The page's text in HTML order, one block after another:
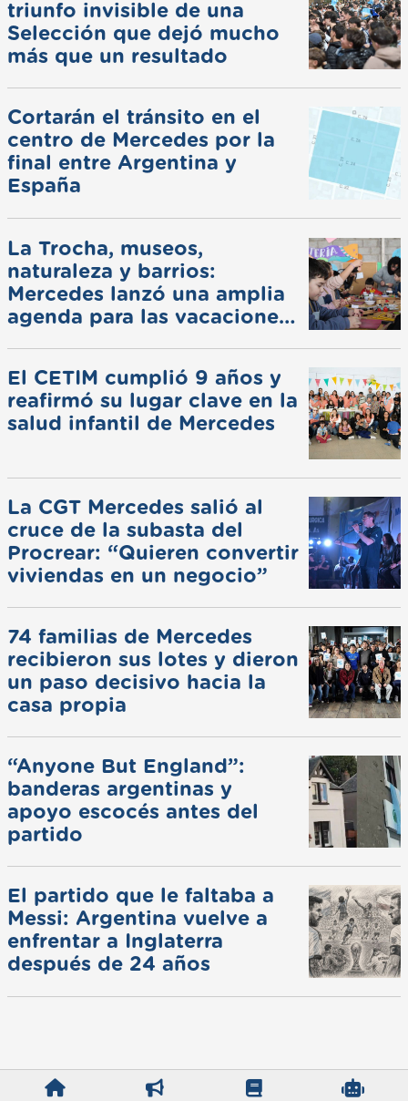
triunfo invisible de una
Selección que dejó mucho
más que un resultado
Cortarán el tránsito en el
centro de Mercedes por la
final entre Argentina y
España
La Trocha, museos,
naturaleza y barrios:
Mercedes lanzó una amplia
agenda para las vacaciones
El CETIM cumplió 9 años y
reafirmó su lugar clave en la
salud infantil de Mercedes
La CGT Mercedes salió al
cruce de la subasta del
Procrear: “Quieren convertir
viviendas en un negocio”
74 familias de Mercedes
recibieron sus lotes y dieron
un paso decisivo hacia la
casa propia
“Anyone But England”:
banderas argentinas y
apoyo escocés antes del
partido
El partido que le faltaba a
Messi: Argentina vuelve a
enfrentar a Inglaterra
después de 24 años